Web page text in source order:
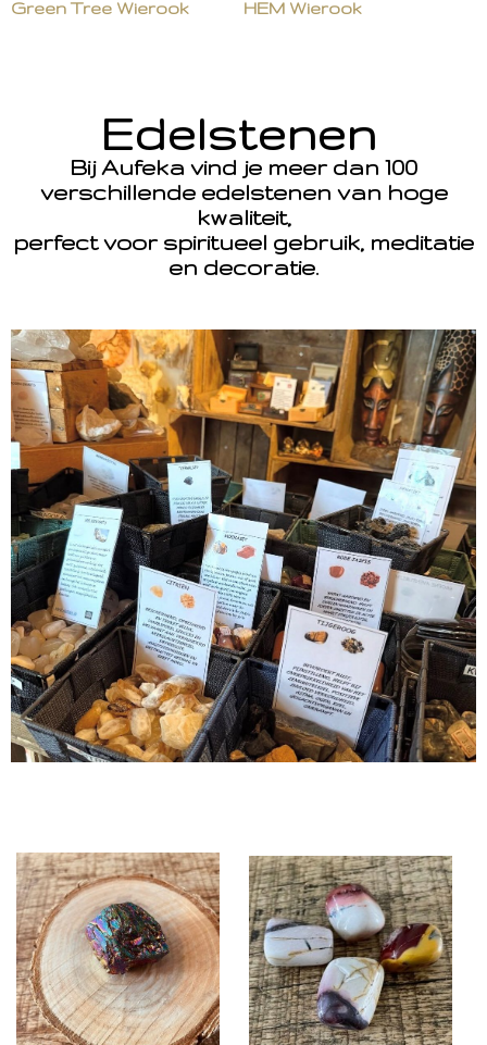
Green Tree Wierook HEM Wierook
Edelstenen
Bij Aufeka vind je meer dan 100
verschillende edelstenen van hoge
kwaliteit,
perfect voor spiritueel gebruik, meditatie
en decoratie.